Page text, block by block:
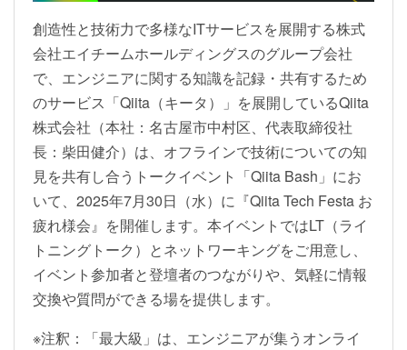
創造性と技術力で多様なITサービスを展開する株式
会社エイチームホールディングスのグループ会社
で、エンジニアに関する知識を記録・共有するため
のサービス「Qiita（キータ）」を展開しているQiita
株式会社（本社：名古屋市中村区、代表取締役社
長：柴田健介）は、オフラインで技術についての知
見を共有し合うトークイベント「Qiita Bash」にお
いて、2025年7月30日（水）に『Qiita Tech Festa お
疲れ様会』を開催します。本イベントではLT（ライ
トニングトーク）とネットワーキングをご用意し、
イベント参加者と登壇者のつながりや、気軽に情報
交換や質問ができる場を提供します。
※注釈：「最大級」は、エンジニアが集うオンライ